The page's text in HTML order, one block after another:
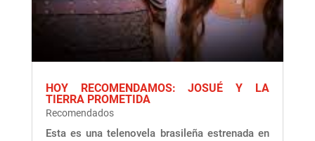
HOY RECOMENDAMOS: JOSUÉ Y LA
TIERRA PROMETIDA
Recomendados
Esta es una telenovela brasileña estrenada en